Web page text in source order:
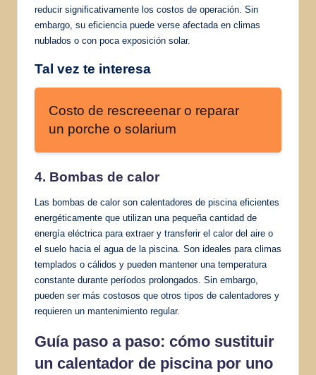
reducir significativamente los costos de operación. Sin
embargo, su eficiencia puede verse afectada en climas
nublados o con poca exposición solar.
Tal vez te interesa
Costo de rescreeenar o reparar
un porche o solarium
4. Bombas de calor
Las bombas de calor son calentadores de piscina eficientes
energéticamente que utilizan una pequeña cantidad de
energía eléctrica para extraer y transferir el calor del aire o
el suelo hacia el agua de la piscina. Son ideales para climas
templados o cálidos y pueden mantener una temperatura
constante durante períodos prolongados. Sin embargo,
pueden ser más costosos que otros tipos de calentadores y
requieren un mantenimiento regular.
Guía paso a paso: cómo sustituir
un calentador de piscina por uno